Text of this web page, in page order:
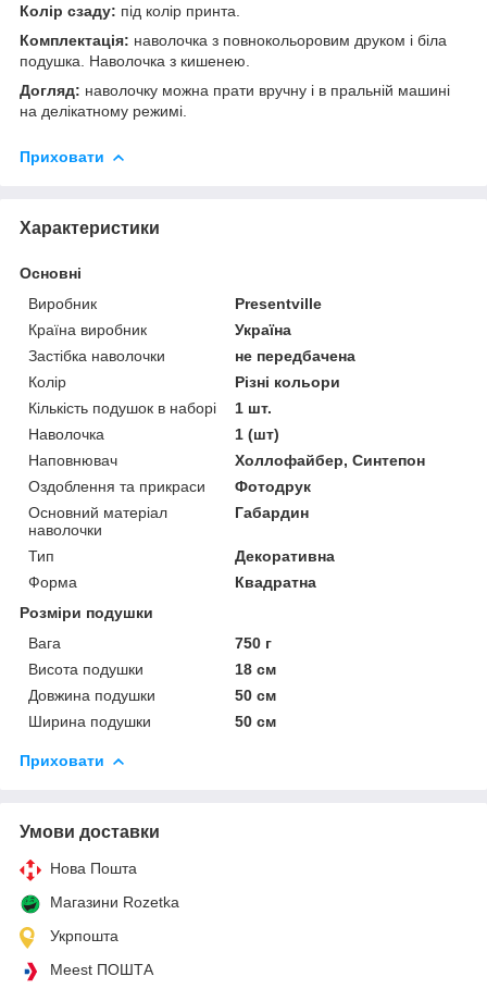
Колір сзаду: під колір принта.
Комплектація: наволочка з повнокольоровим друком і біла
подушка. Наволочка з кишенею.
Догляд: наволочку можна прати вручну і в пральній машині
на делікатному режимі.
Приховати
Характеристики
Основні
Виробник
Presentville
Країна виробник
Україна
Застібка наволочки
не передбачена
Колір
Різні кольори
Кількість подушок в наборі
1 шт.
Наволочка
1 (шт)
Наповнювач
Холлофайбер, Синтепон
Оздоблення та прикраси
Фотодрук
Основний матеріал
наволочки
Габардин
Тип
Декоративна
Форма
Квадратна
Розміри подушки
Вага
750 г
Висота подушки
18 см
Довжина подушки
50 см
Ширина подушки
50 см
Приховати
Умови доставки
Нова Пошта
Магазини Rozetka
Укрпошта
Meest ПОШТА